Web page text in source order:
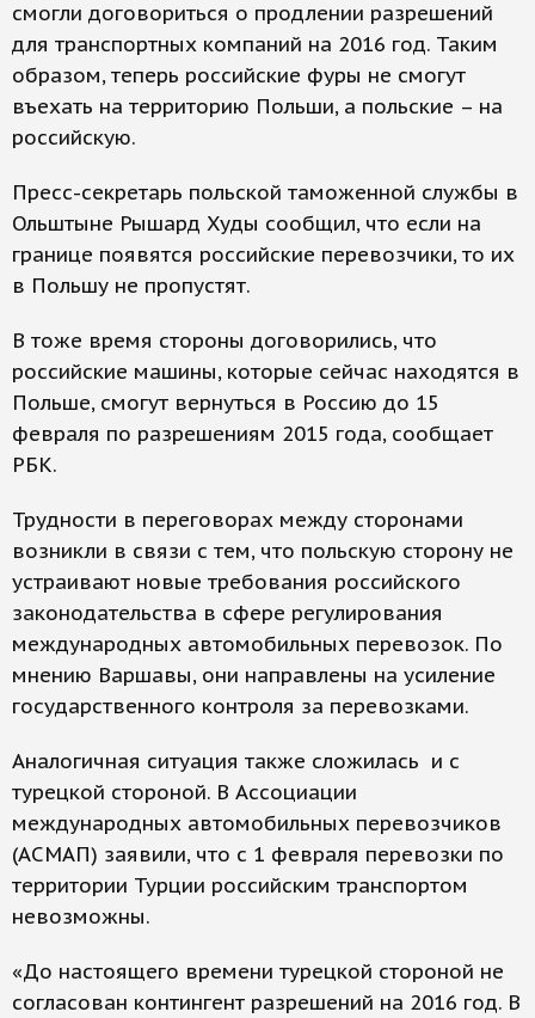
смогли договориться о продлении разрешений
для транспортных компаний на 2016 год. Таким
образом, теперь российские фуры не смогут
въехать на территорию Польши, а польские – на
российскую.
Пресс-секретарь польской таможенной службы в
Ольштыне Рышард Худы сообщил, что если на
границе появятся российские перевозчики, то их
в Польшу не пропустят.
В тоже время стороны договорились, что
российские машины, которые сейчас находятся в
Польше, смогут вернуться в Россию до 15
февраля по разрешениям 2015 года, сообщает
РБК.
Трудности в переговорах между сторонами
возникли в связи с тем, что польскую сторону не
устраивают новые требования российского
законодательства в сфере регулирования
международных автомобильных перевозок. По
мнению Варшавы, они направлены на усиление
государственного контроля за перевозками.
Аналогичная ситуация также сложилась и с
турецкой стороной. В Ассоциации
международных автомобильных перевозчиков
(АСМАП) заявили, что с 1 февраля перевозки по
территории Турции российским транспортом
невозможны.
«До настоящего времени турецкой стороной не
согласован контингент разрешений на 2016 год. В